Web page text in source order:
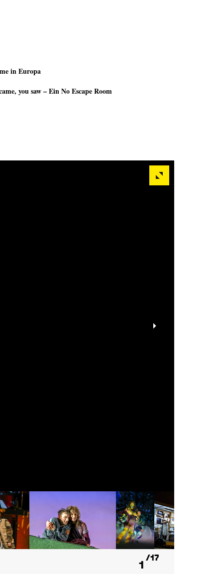
in Europa
you saw – Ein No Escape Room
1
17